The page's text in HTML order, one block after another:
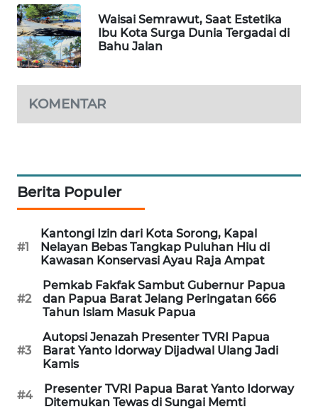
Waisai Semrawut, Saat Estetika
Ibu Kota Surga Dunia Tergadai di
Bahu Jalan
KOMENTAR
Berita Populer
#1
Kantongi Izin dari Kota Sorong, Kapal
Nelayan Bebas Tangkap Puluhan Hiu di
Kawasan Konservasi Ayau Raja Ampat
#2
Pemkab Fakfak Sambut Gubernur Papua
dan Papua Barat Jelang Peringatan 666
Tahun Islam Masuk Papua
#3
Autopsi Jenazah Presenter TVRI Papua
Barat Yanto Idorway Dijadwal Ulang Jadi
Kamis
#4
Presenter TVRI Papua Barat Yanto Idorway
Ditemukan Tewas di Sungai Memti
WAHANA
DESA
WISATA
WAHANA
Wahana
KONSUMEN
LISTRIK
MASYARAKAT
KELISTRIKAN
WALINKI
ID
MAWAKA
ID
MARTABAT
NET